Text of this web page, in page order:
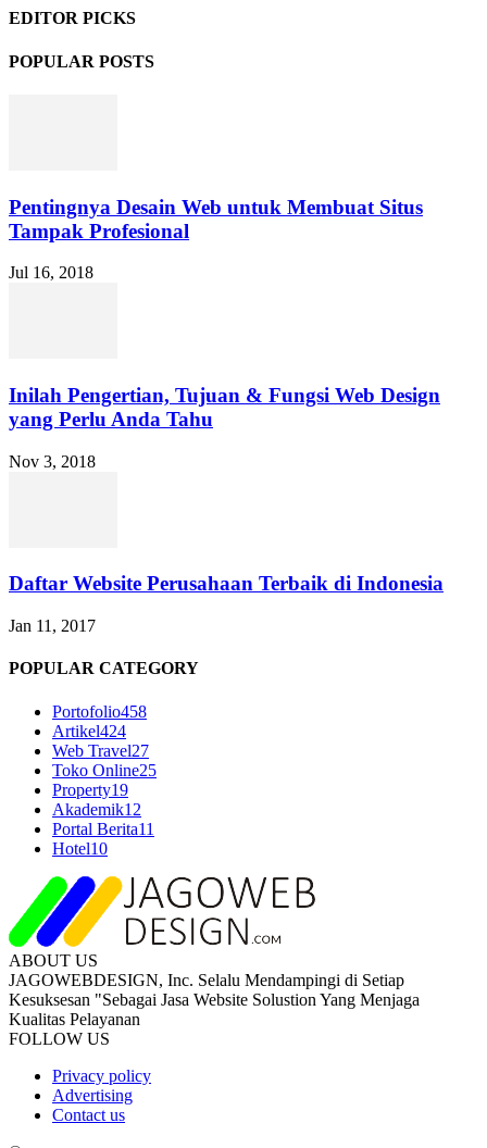
EDITOR PICKS
POPULAR POSTS
Pentingnya Desain Web untuk Membuat Situs
Tampak Profesional
Jul 16, 2018
Inilah Pengertian, Tujuan & Fungsi Web Design
yang Perlu Anda Tahu
Nov 3, 2018
Daftar Website Perusahaan Terbaik di Indonesia
Jan 11, 2017
POPULAR CATEGORY
Portofolio458
Artikel424
Web Travel27
Toko Online25
Property19
Akademik12
Portal Berita11
Hotel10
ABOUT US
JAGOWEBDESIGN, Inc. Selalu Mendampingi di Setiap
Kesuksesan "Sebagai Jasa Website Solustion Yang Menjaga
Kualitas Pelayanan
FOLLOW US
Privacy policy
Advertising
Contact us